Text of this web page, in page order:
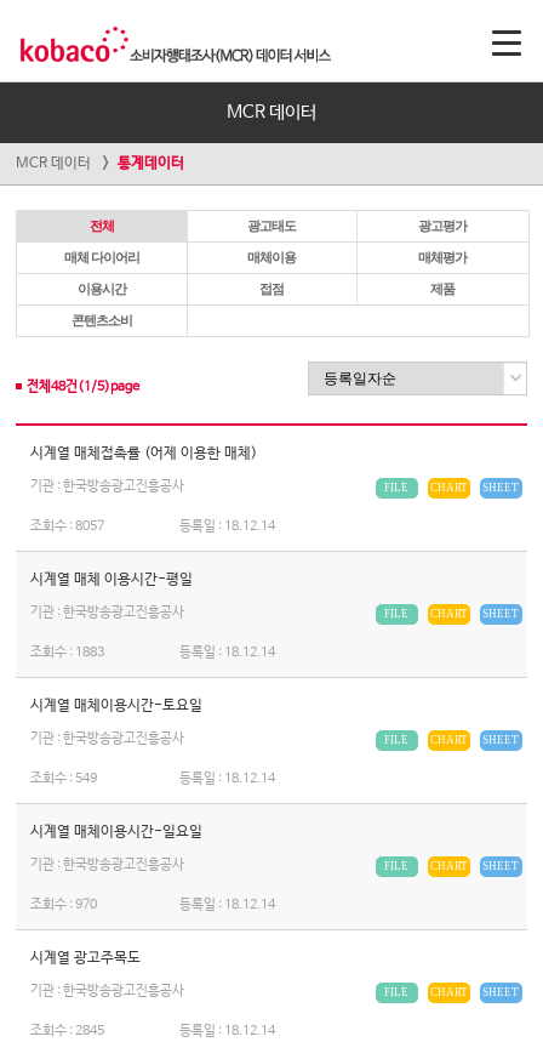
MCR 데이터
MCR 데이터 통계데이터
전체 광고태도 광고평가
매체 다이어리 매체이용 매체평가
이용시간 접점 제품
콘텐츠소비
전체 48건(1 /5)page
시계열 매체접촉률 (어제 이용한 매체)
기관 : 한국방송광고진흥공사 SHEET
CHART
FILE
조회수 :8057 등록일 : 18.12.14
시계열 매체 이용시간-평일
기관 : 한국방송광고진흥공사 SHEET
CHART
FILE
조회수 : 1883 등록일 : 18.12.14
시계열 매체이용시간-토요일
기관 : 한국방송광고진흥공사 SHEET
CHART
FILE
조회수 : 549 등록일 : 18.12.14
시계열 매체이용시간-일요일
기관 : 한국방송광고진흥공사 SHEET
CHART
FILE
조회수 :970 등록일 : 18.12.14
시계열 광고주목도
기관 : 한국방송광고진흥공사 SHEET
CHART
FILE
조회수 :2845 등록일 : 18.12.14